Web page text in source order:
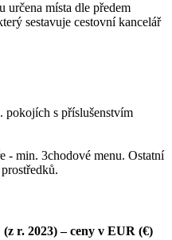
určena místa dle předem
sestavuje cestovní kancelář
s příslušenstvím
- min. 3chodové menu. Ostatní
r. 2023) – ceny v EUR (€)